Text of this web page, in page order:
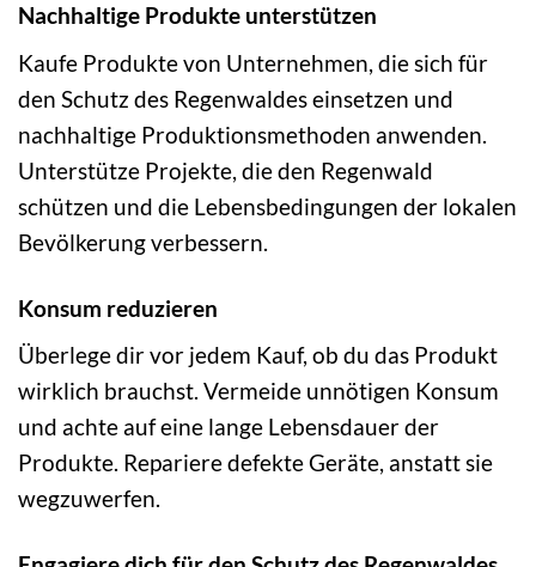
Nachhaltige Produkte unterstützen
Kaufe Produkte von Unternehmen, die sich für
den Schutz des Regenwaldes einsetzen und
nachhaltige Produktionsmethoden anwenden.
Unterstütze Projekte, die den Regenwald
schützen und die Lebensbedingungen der lokalen
Bevölkerung verbessern.
Konsum reduzieren
Überlege dir vor jedem Kauf, ob du das Produkt
wirklich brauchst. Vermeide unnötigen Konsum
und achte auf eine lange Lebensdauer der
Produkte. Repariere defekte Geräte, anstatt sie
wegzuwerfen.